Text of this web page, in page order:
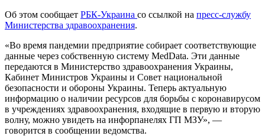
Об этом сообщает РБК-Украина со ссылкой на пресс-службу
Министерства здравоохранения.
«Во время пандемии предприятие собирает соответствующие
данные через собственную систему MedData. Эти данные
передаются в Министерство здравоохранения Украины,
Кабинет Министров Украины и Совет национальной
безопасности и обороны Украины. Теперь актуальную
информацию о наличии ресурсов для борьбы с коронавирусом
в учреждениях здравоохранения, входящие в первую и вторую
волну, можно увидеть на инфорпанелях ГП МЗУ», —
говорится в сообщении ведомства.